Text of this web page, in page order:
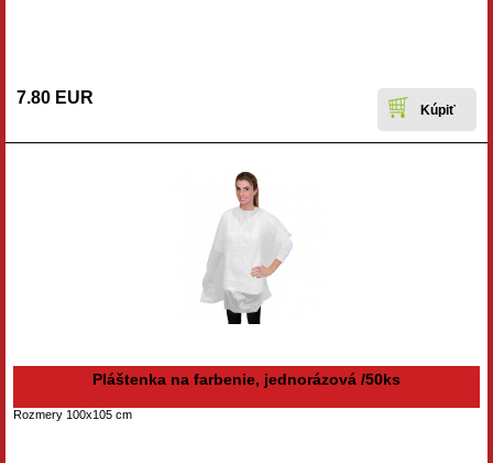
7.80 EUR
Pláštenka na farbenie, jednorázová /50ks
Rozmery 100x105 cm